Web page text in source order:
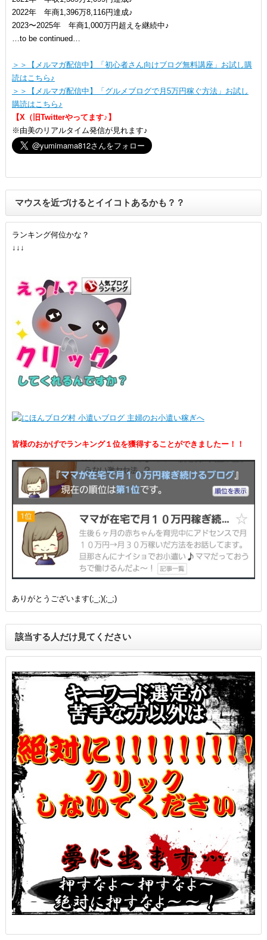
2022年 年商1,396万8,116円達成♪
2023〜2025年 年商1,000万円超えを継続中♪
…to be continued…
＞＞【メルマガ配信中】「初心者さん向けブログ無料講座」お試し購
読はこちら♪
＞＞【メルマガ配信中】「グルメブログで月5万円稼ぐ方法」お試し
購読はこちら♪
【X（旧Twitterやってます♪】
※由美のリアルタイム発信が見れます♪
マウスを近づけるとイイコトあるかも？？
ランキング何位かな？
↓↓↓
皆様のおかげでランキング１位を獲得することができましたー！！
ありがとうございます(;_;)(;_;)
該当する人だけ見てください